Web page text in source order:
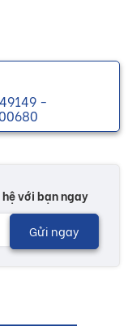
-
với bạn ngay
Gửi ngay